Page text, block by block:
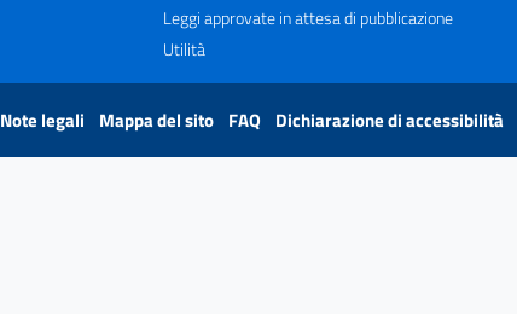
Leggi approvate in attesa di pubblicazione
Utilità
Note legali Mappa del sito FAQ Dichiarazione di accessibilità